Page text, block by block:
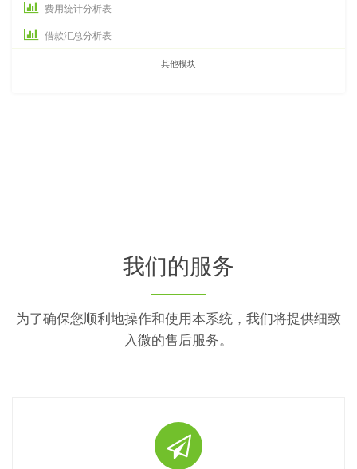
费用统计分析表
借款汇总分析表
其他模块
我们的服务
为了确保您顺利地操作和使用本系统，我们将提供细致
入微的售后服务。